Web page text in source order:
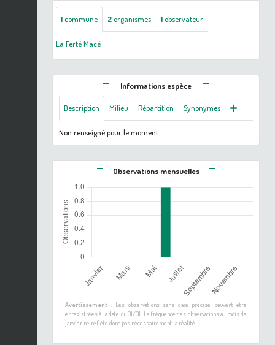
1commune 2organismes 1observateur
La Ferté Macé
Informations espèce
Description Milieu Répartition Synonymes
Non renseigné pour le moment
Observations mensuelles
Avertissement :Les observations sans date précise peuvent être
enregistrées à la date du 01/01. La fréquence des observations au mois de
janvier ne reflète donc pas nécessairement la réalité.